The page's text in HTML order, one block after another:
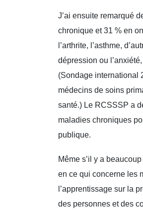
J’ai ensuite remarqué
chronique et 31 % en
l’arthrite, l’asthme,
dépression ou
(Sondage international
médecins de soins
santé.) Le RCSSSP a
maladies chroniques
publique.
Même s’il y a
en ce qui concerne les
l’apprentissage sur la
des personnes et des